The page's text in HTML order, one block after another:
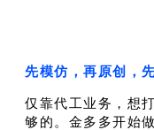
先模仿，再原创，
仅靠代工业务，想
够的。金多多开始